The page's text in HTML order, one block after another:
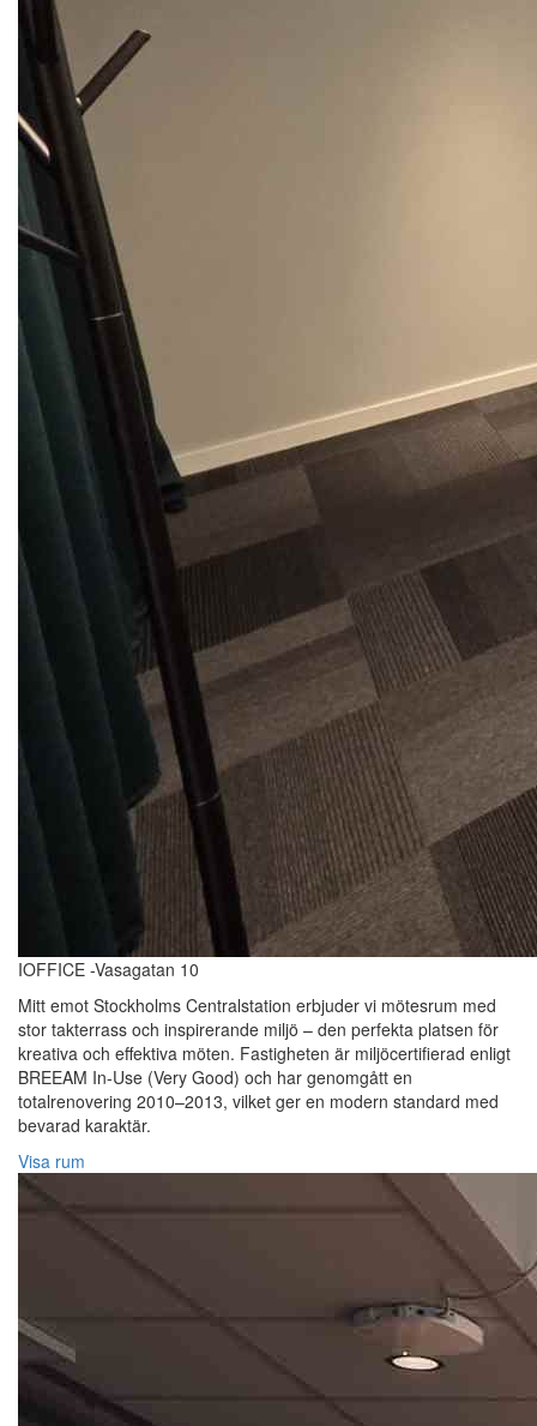
IOFFICE -Vasagatan 10
Mitt emot Stockholms Centralstation erbjuder vi mötesrum med
stor takterrass och inspirerande miljö – den perfekta platsen för
kreativa och effektiva möten. Fastigheten är miljöcertifierad enligt
BREEAM In-Use (Very Good) och har genomgått en
totalrenovering 2010–2013, vilket ger en modern standard med
bevarad karaktär.
Visa rum